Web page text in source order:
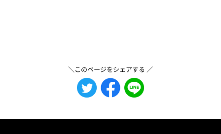
＼このページをシェアする ／